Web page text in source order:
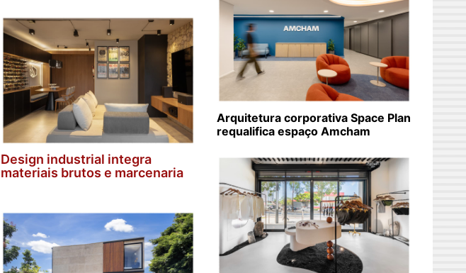
Design industrial integra
materiais brutos e marcenaria
Arquitetura corporativa Space Plan
requalifica espaço Amcham